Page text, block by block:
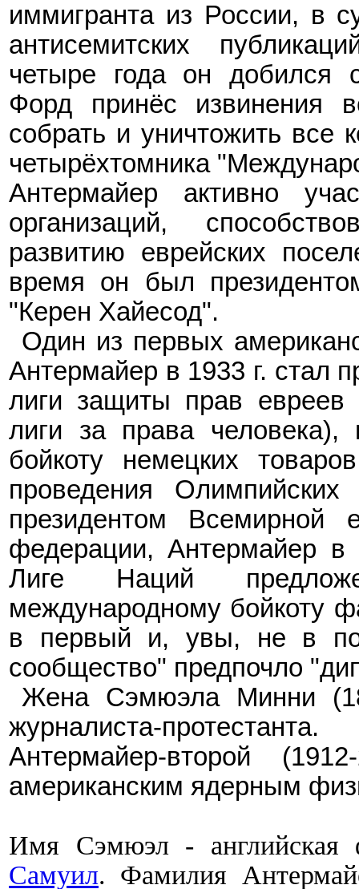
иммигранта из России, в
антисемитских
четыре года он добился
Форд принёс извинения
собрать и уничтожить все
четырёхтомника
Антермайер активно
организаций,
развитию еврейских
время он был
"Керен Хайесод".
Один из первых
Антермайер в 1933 г. стал
лиги защиты прав евреев
лиги за права человека),
бойкоту немецких
проведения
президентом Всемирной
федерации, Антермайер
Лиге Наций
международному бойкоту
в первый и, увы, не в
сообщество" предпочло
Жена Сэмюэла Минни
журналиста-
Антермайер-второй
американским ядерным
Имя Сэмюэл - английская
Самуил. Фамилия